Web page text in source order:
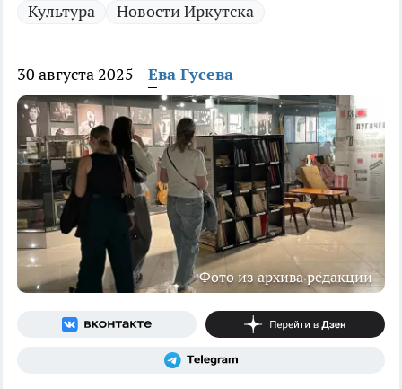
Культура Новости Иркутска
30 августа 2025 Ева Гусева
Фото из архива редакции